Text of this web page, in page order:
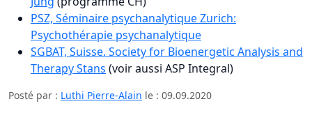
PSZ, Séminaire psychanalytique Zurich:
Psychothérapie psychanalytique
SGBAT, Suisse. Society for Bioenergetic Analysis and
Therapy Stans (voir aussi ASP Integral)
Posté par : Luthi Pierre-Alain le : 09.09.2020